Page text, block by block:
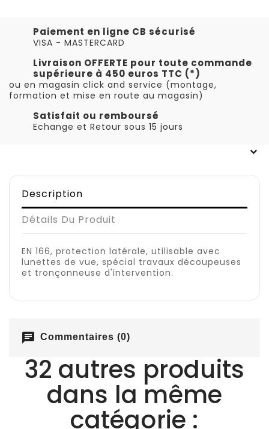
Paiement en ligne CB sécurisé
VISA - MASTERCARD
Livraison OFFERTE pour toute commande
supérieure à 450 euros TTC (*)
ou en magasin click and service (montage,
formation et mise en route au magasin)
Satisfait ou remboursé
Echange et Retour sous 15 jours
Description
Détails Du Produit
EN 166, protection latérale, utilisable avec
lunettes de vue, spécial travaux découpeuses
et tronçonneuse d'intervention.
chat Commentaires (0)
32 autres produits
dans la même
catégorie :